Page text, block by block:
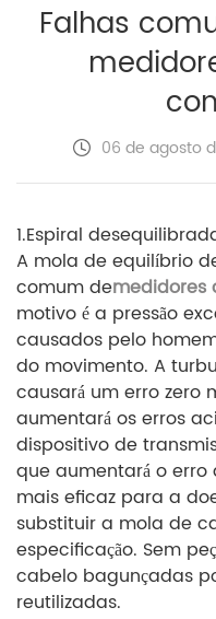
Falhas
06 de agosto
1.Espiral
A mola de equilíbrio
comum demedidores
motivo é a pressão
causados ​​pelo
do movimento. A
causará um erro zero
aumentará os erros
dispositivo de
que aumentará o erro
mais eficaz para a
substituir a mola de
especificação. Sem
cabelo bagunçadas
reutilizadas.